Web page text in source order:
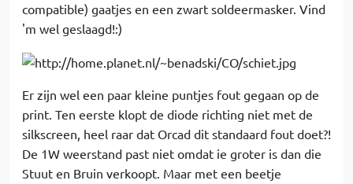
compatible) gaatjes en een zwart soldeermasker. Vind
'm wel geslaagd!:)
Er zijn wel een paar kleine puntjes fout gegaan op de
print. Ten eerste klopt de diode richting niet met de
silkscreen, heel raar dat Orcad dit standaard fout doet?!
De 1W weerstand past niet omdat ie groter is dan die
Stuut en Bruin verkoopt. Maar met een beetje